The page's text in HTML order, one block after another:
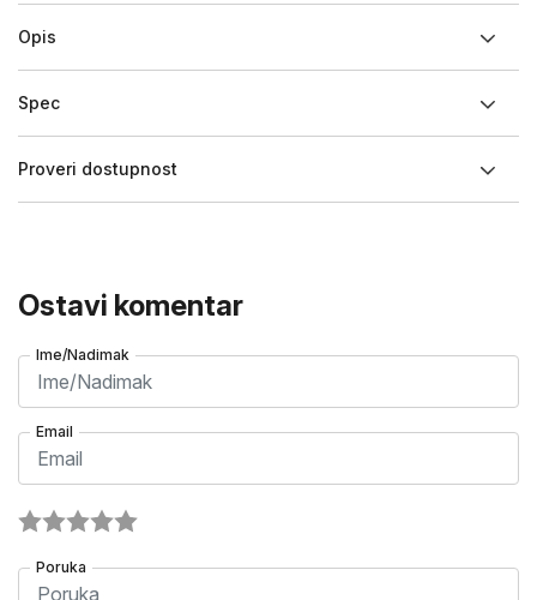
Opis
Spec
Proveri dostupnost
Ostavi komentar
Ime/Nadimak
Email
Poruka